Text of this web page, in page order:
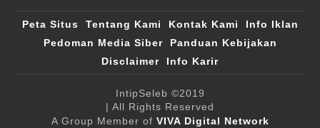
Peta Situs Tentang Kami Kontak Kami
Info Iklan
Pedoman Media Siber
Panduan Kebijakan
Disclaimer
Info Karir
IntipSeleb ©2019
| All Rights Reserved
A Group Member of VIVA Digital Network